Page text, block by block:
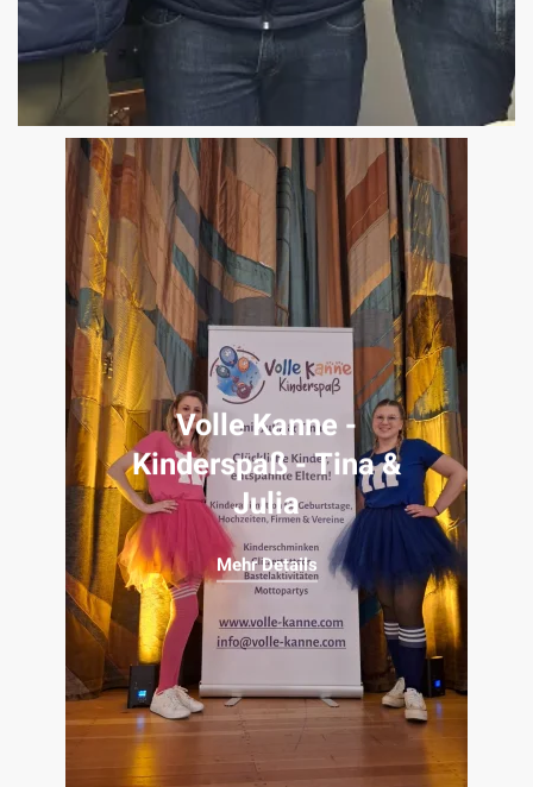
Volle Kanne -
Kinderspaß - Tina &
Julia
Mehr Details